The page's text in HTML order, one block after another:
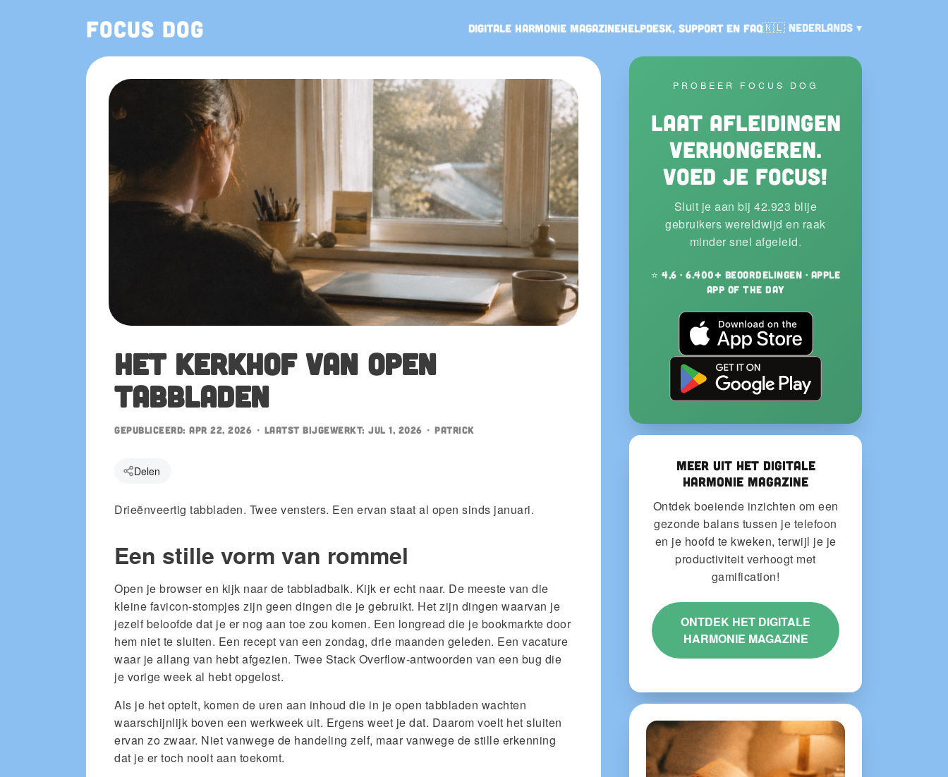
Focus Dog Digitale Harmonie MagazineHelpdesk, support en FAQ🇳🇱 Taal:
Nederlands
Het kerkhof van open
tabbladen
Gepubliceerd: Apr 22, 2026 • Laatst bijgewerkt: Jul 1, 2026 • patrick
Delen
Drieënveertig tabbladen. Twee vensters. Een ervan staat al open sinds januari.
Een stille vorm van rommel
Open je browser en kijk naar de tabbladbalk. Kijk er echt naar. De meeste van die
kleine favicon-stompjes zijn geen dingen die je gebruikt. Het zijn dingen waarvan je
jezelf beloofde dat je er nog aan toe zou komen. Een longread die je bookmarkte door
hem niet te sluiten. Een recept van een zondag, drie maanden geleden. Een vacature
waar je allang van hebt afgezien. Twee Stack Overflow-antwoorden van een bug die
je vorige week al hebt opgelost.
Als je het optelt, komen de uren aan inhoud die in je open tabbladen wachten
waarschijnlijk boven een werkweek uit. Ergens weet je dat. Daarom voelt het sluiten
ervan zo zwaar. Niet vanwege de handeling zelf, maar vanwege de stille erkenning
dat je er toch nooit aan toekomt.
PROBEER FOCUS DOG
Laat afleidingen
verhongeren.
Voed je focus!
Sluit je aan bij 42.923 blije
gebruikers wereldwijd en raak
minder snel afgeleid.
⭐ 4,6 · 6.400+ beoordelingen · Apple
App of the Day
Ook in de App Store
Meer uit het Digitale
Harmonie Magazine
Ontdek boeiende inzichten om een
gezonde balans tussen je telefoon
en je hoofd te kweken, terwijl je je
productiviteit verhoogt met
gamification!
ONTDEK HET DIGITALE
HARMONIE MAGAZINE